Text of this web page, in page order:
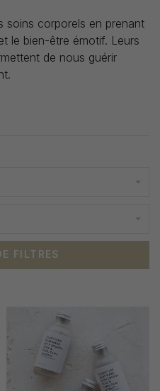
Matter
Company
soins corporels en prenant
le bien-être émotif. Leurs
de nous guérir
FILTRES